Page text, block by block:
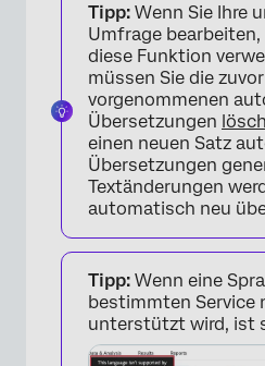
Tipp: Wenn Sie Ihre
Umfrage bearbeiten,
diese Funktion
müssen Sie die zuvor
vorgenommenen
Übersetzungen
einen neuen Satz
Übersetzungen
Textänderungen
automatisch neu
Tipp: Wenn eine
bestimmten Service
unterstützt wird, ist